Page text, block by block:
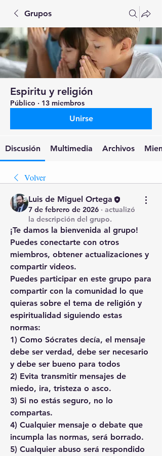
Grupos
Espiritu y religión
Público · 13 miembros
Unirse
Discusión Multimedia Archivos
Volver
Luis de Miguel Ortega
7 de febrero de 2026 · actualizó
la descripción del grupo.
¡Te damos la bienvenida al grupo!
Puedes conectarte con otros
miembros, obtener actualizaciones y
compartir videos.
Puedes participar en este grupo para
compartir con la comunidad lo que
quieras sobre el tema de religión y
espiritualidad siguiendo estas
normas:
1) Como Sócrates decía, el mensaje
debe ser verdad, debe ser necesario
y debe ser bueno para todos
2) Evita transmitir mensajes de
miedo, ira, tristeza o asco.
3) Si no estás seguro, no lo
compartas.
4) Cualquier mensaje o debate que
incumpla las normas, será borrado.
5) Cualquier abuso será respondido